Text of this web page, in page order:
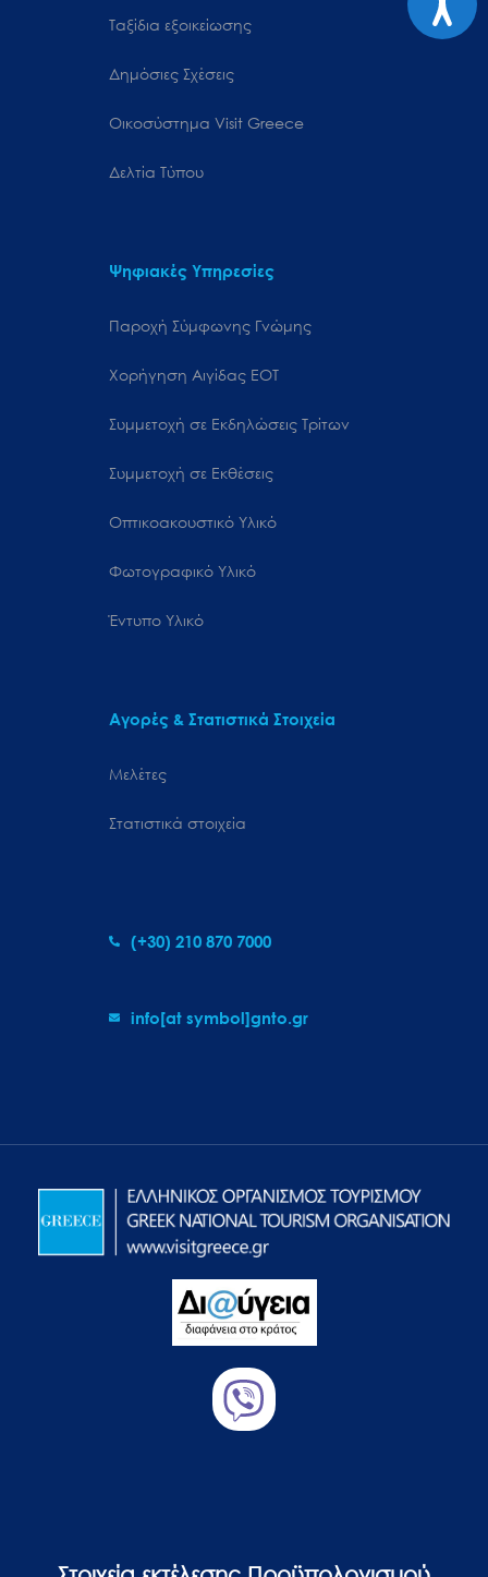
Ταξίδια εξοικείωσης
Δημόσιες Σχέσεις
Oικοσύστημα Visit Greece
Δελτία Τύπου
Ψηφιακές Υπηρεσίες
Παροχή Σύμφωνης Γνώμης
Χορήγηση Αιγίδας ΕΟΤ
Συμμετοχή σε Εκδηλώσεις Τρίτων
Συμμετοχή σε Εκθέσεις
Οπτικοακουστικό Υλικό
Φωτογραφικό Υλικό
Έντυπο Υλικό
Αγορές & Στατιστικά Στοιχεία
Μελέτες
Στατιστικά στοιχεία
(+30) 210 870 7000
info[at symbol]gnto.gr